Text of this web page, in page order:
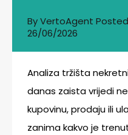
ByVertoAgent
26/06/2026
Analiza tržišta
danas zaista vrijedi
kupovinu, prodaju ili
zanima kakvo je